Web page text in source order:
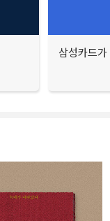
삼성카드